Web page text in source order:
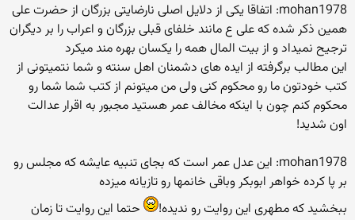
mohan1978: اتفاقا یکی از دلایل اصلی نارضایتی بزرگان از حضرت علی
همین ذکر شده که علی ع مانند خلفای قبلی بزرگان و اعراب را بر دیگران
ترجیح نمیداد و از بیت المال همه را یکسان بهره مند میکرد
این مطالب برگرفته از ایده های دشمنان اهل سنته و شما نتمیتونی از
کتب خودتون ما رو محکوم کنی ولی من میتونم از کتب شما شما رو
محکوم کنم چون با اینکه مخالف عمر هستید مجبور به اقرار عدالت
اون شدید!
mohan1978: این عدل عمر است که بجای تنبیه عایشه که مجلس رو
بر پا کرده خواهر ابوبکر وباقی خانمها رو تازیانه میزده
ببخشید که مطهری این روایت رو ندیده!
حتما این روایت تا زمان